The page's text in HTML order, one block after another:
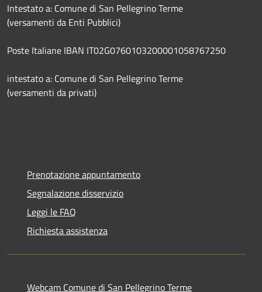
Intestato a: Comune di San Pellegrino Terme
(versamenti da Enti Pubblici)
Poste Italiane IBAN IT02G0760103200001058767250
intestato a: Comune di San Pellegrino Terme
(versamenti da privati)
Prenotazione appuntamento
Segnalazione disservizio
Leggi le FAQ
Richiesta assistenza
Webcam Comune di San Pellegrino Terme